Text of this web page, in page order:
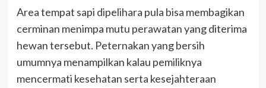
Area tempat sapi dipelihara pula bisa membagikan
cerminan menimpa mutu perawatan yang diterima
hewan tersebut. Peternakan yang bersih
umumnya menampilkan kalau pemiliknya
mencermati kesehatan serta kesejahteraan